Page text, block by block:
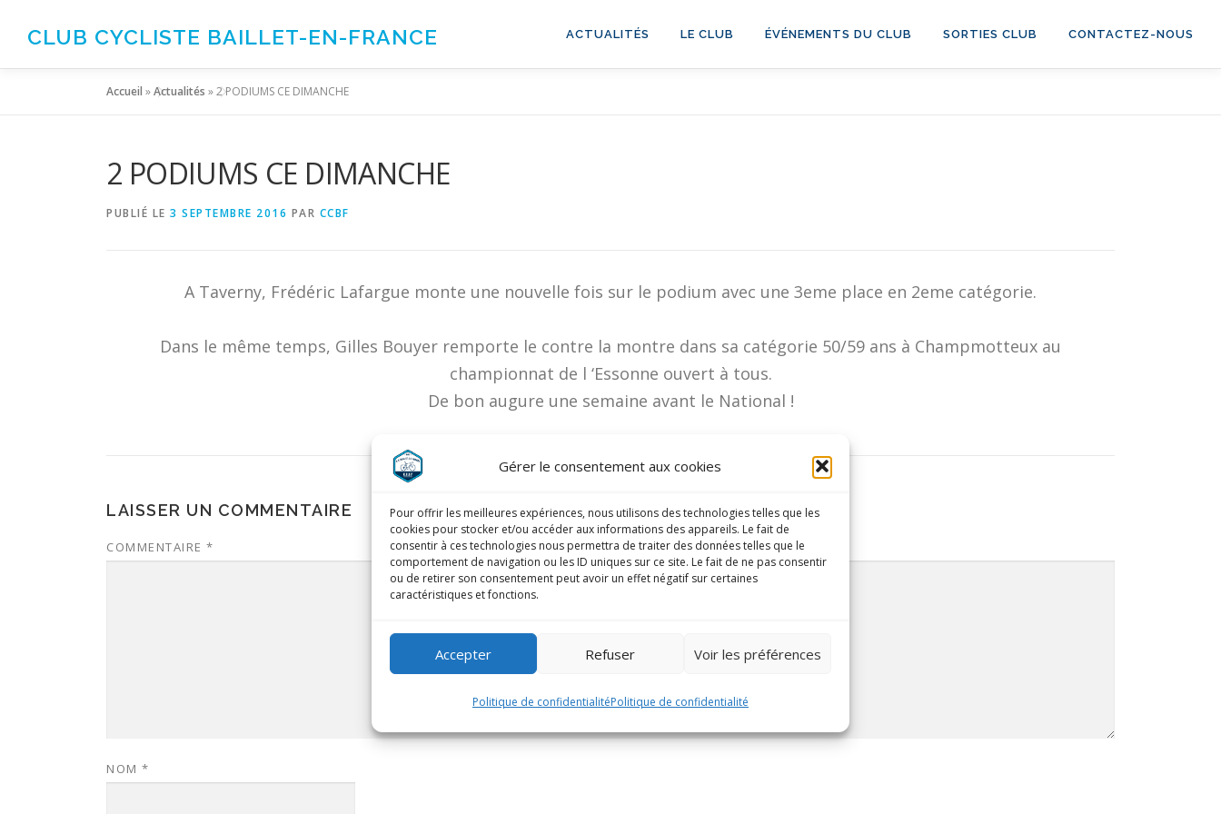
Gérer le consentement aux cookies
Pour offrir les meilleures expériences, nous utilisons des technologies telles que les
cookies pour stocker et/ou accéder aux informations des appareils. Le fait de
consentir à ces technologies nous permettra de traiter des données telles que le
comportement de navigation ou les ID uniques sur ce site. Le fait de ne pas consentir
ou de retirer son consentement peut avoir un effet négatif sur certaines
caractéristiques et fonctions.
Accepter Refuser Voir les préférences
Politique de confidentialitéPolitique de confidentialité
CLUB CYCLISTE BAILLET-EN-FRANCE ACTUALITÉS LE CLUB ÉVÉNEMENTS DU CLUB SORTIES CLUB CONTACTEZ-NOUS
Accueil »Actualités »2 PODIUMS CE DIMANCHE
2 PODIUMS CE DIMANCHE
PUBLIÉ LE 3 SEPTEMBRE 2016 PAR CCBF
A Taverny, Frédéric Lafargue monte une nouvelle fois sur le podium avec une 3eme place en 2eme catégorie.
Dans le même temps, Gilles Bouyer remporte le contre la montre dans sa catégorie 50/59 ans à Champmotteux au
championnat de l ‘Essonne ouvert à tous.
De bon augure une semaine avant le National !
LAISSER UN COMMENTAIRE
COMMENTAIRE *
NOM *